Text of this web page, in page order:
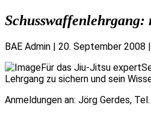
BAE Admin | 20. September 2008 |
Für das Jiu-Jitsu
Lehrgang zu sichern und sein
Anmeldungen an: Jörg Gerdes,